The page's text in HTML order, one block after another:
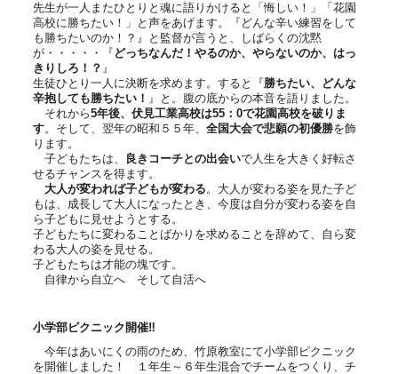
先生が一人またひとりと魂に語りかけると「悔しい！」「花園
高校に勝ちたい！」と声をあげます。『どんな辛い練習をして
も勝ちたいのか！？』と監督が言うと、しばらくの沈黙
が・・・・・『 どっちなんだ！やるのか、やらないのか、はっ
きりしろ！？ 』
生徒ひとり一人に決断を求めます。すると『勝ちたい、どんな
辛抱しても勝ちたい！ 』と。腹の底からの本音を語りました。
それから5年後、伏見工業高校は55： 0で花園高校を破りま
す。そして、翌年の昭和５５年、 全国大会で悲願の初優勝を飾
ります。
子どもたちは、
良きコーチとの出会いで人生を大きく好転さ
せるチャンスを得ます。
大人が変われば子どもが変わる。大人が変わる姿を見た子ど
もは、成長して大人になったとき、今度は自分が変わる姿を自
ら子どもに見せようとする。
子どもたちに変わることばかりを求めることを辞めて、自ら変
わる大人の姿を見せる。
子どもたちは才能の塊です。
自律から自立へ そして自活へ
小学部ピクニック開催‼
今年はあいにくの雨のため、竹原教室にて小学部ピクニック
を開催しました！ １年生～６年生混合でチームをつくり、チ